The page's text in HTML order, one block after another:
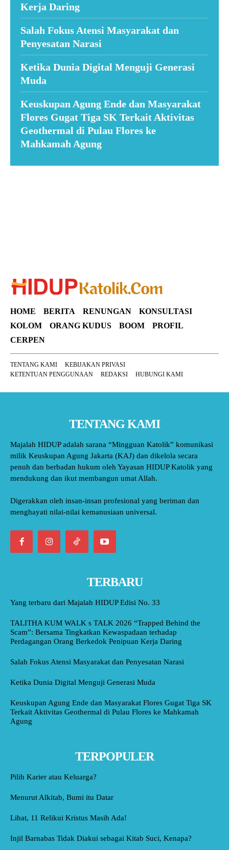
Kerja Daring
Salah Fokus Atensi Masyarakat dan
Penyesatan Narasi
Ketika Dunia Digital Menguji Generasi
Muda
Keuskupan Agung Ende dan Masyarakat
Flores Gugat Tiga SK Terkait Aktivitas
Geothermal di Pulau Flores ke
Mahkamah Agung
HOME BERITA RENUNGAN
KONSULTASI
KOLOM
ORANG KUDUS BOOM
PROFIL
CERPEN
TENTANG KAMI
KEBIJAKAN PRIVASI
KETENTUAN PENGGUNAAN
REDAKSI HUBUNGI KAMI
TENTANG KAMI
Majalah HIDUP adalah sarana “Mingguan Katolik” komunikasi
milik Keuskupan Agung Jakarta (KAJ) dan dikelola secara
penuh dan berbadan hukum oleh Yayasan HIDUP Katolik yang
mendukung dan ikut membangun umat Allah.
Digerakkan oleh insan-insan profesional yang beriman dan
menghayati nilai-nilai kemanusiaan universal.
TERBARU
Yang terbaru dari Majalah HIDUP Edisi No. 33
TALITHA KUM WALK s TALK 2026 “Trapped Behind the
Scam”: Bersama Tingkatkan Kewaspadaan terhadap
Perdagangan Orang Berkedok Penipuan Kerja Daring
Salah Fokus Atensi Masyarakat dan Penyesatan Narasi
Ketika Dunia Digital Menguji Generasi Muda
Keuskupan Agung Ende dan Masyarakat Flores Gugat Tiga SK
Terkait Aktivitas Geothermal di Pulau Flores ke Mahkamah
Agung
TERPOPULER
Pilih Karier atau Keluarga?
Menurut Alkitab, Bumi itu Datar
Lihat, 11 Relikui Kristus Masih Ada!
Injil Barnabas Tidak Diakui sebagai Kitab Suci, Kenapa?